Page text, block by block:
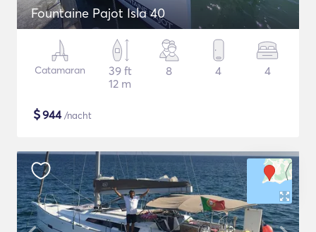
Fountaine Pajot Isla 40
Catamaran
39 ft
12 m
8 4 4
$944/nacht